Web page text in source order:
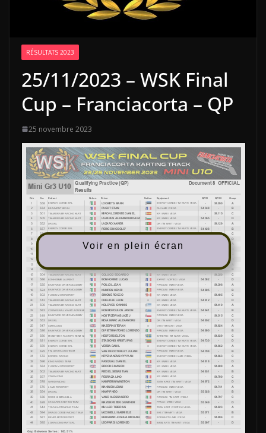
RÉSULTATS 2023
25/11/2023 – WSK Final
Cup – Franciacorta – QP
25 novembre 2023
Voir en plein écran